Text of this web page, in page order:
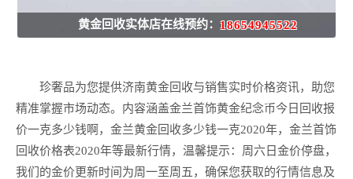
黄金回收实体店在线预约：18654945522
珍奢品为您提供济南黄金回收与销售实时价格资讯，助您
精准掌握市场动态。内容涵盖金兰首饰黄金纪念币今日回收报
价一克多少钱啊，金兰黄金回收多少钱一克2020年，金兰首饰
回收价格表2020年等最新行情，温馨提示：周六日金价停盘，
我们的金价更新时间为周一至周五，确保您获取的行情信息及